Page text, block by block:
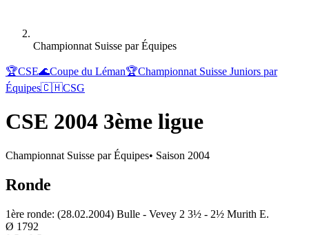
Championnat Suisse par Équipes
🏆CSE🌊Coupe du Léman🏆Championnat Suisse Juniors par
Équipes🇨🇭CSG
CSE 2004 3ème ligue
Championnat Suisse par Équipes• Saison 2004
Ronde
1ère ronde: (28.02.2004) Bulle - Vevey 2 3½ - 2½ Murith E.
Ø 1792